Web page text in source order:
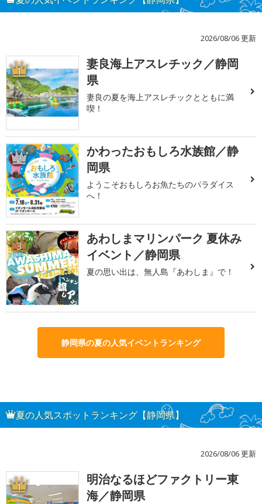
2026/08/06 更新
1
妻良海上アスレチック／静岡
県
妻良の夏を海上アスレチックとともに満
喫！
2
かわったおもしろ水族館／静
岡県
ようこそおもしろお魚たちのパラダイス
へ！
3
あわしまマリンパーク 夏休み
イベント／静岡県
夏の思い出は、無人島『あわしま』で！
静岡県の夏の人気イベントランキング
夏の人気スポットランキング【静岡県】
2026/08/06 更新
1
明治なるほどファクトリー東
海／静岡県